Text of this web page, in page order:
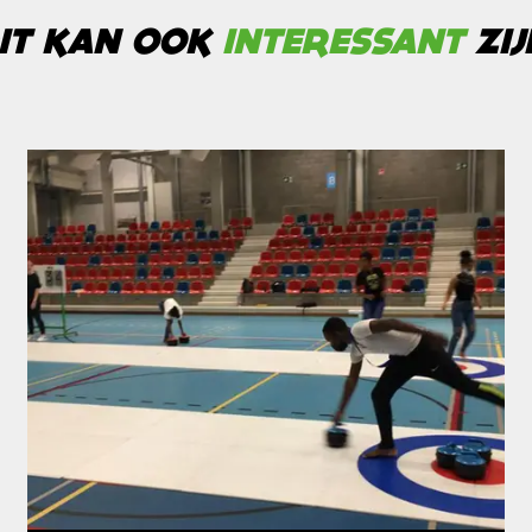
KAN OOK INTERESSANT